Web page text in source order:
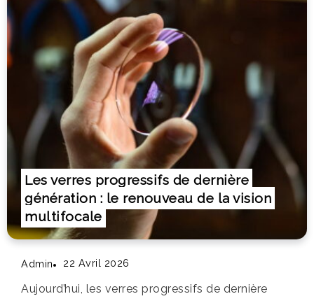
Les verres progressifs de dernière
génération : le renouveau de la vision
multifocale
Admin 22 Avril 2026
Aujourd’hui, les verres progressifs de dernière